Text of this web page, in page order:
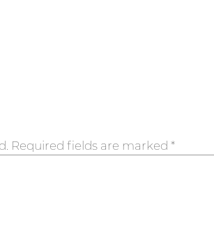
Required fields are marked *